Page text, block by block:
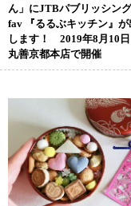
ん」にJTBパブリッシン
fav 『るるぶキッチン』が
します！ 2019年8月10日
丸善京都本店で開催